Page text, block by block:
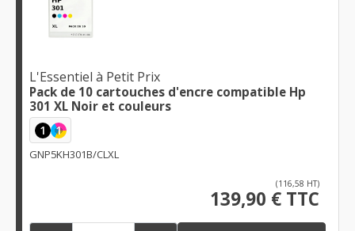
L'Essentiel à Petit Prix
Pack de 10 cartouches d'encre compatible Hp
301 XL Noir et couleurs
1 1
GNP5KH301B/CLXL
(116,58 HT)
139,90 € TTC